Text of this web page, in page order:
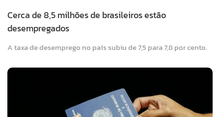
Cerca de 8,5 milhões de brasileiros estão
desempregados
A taxa de desemprego no país subiu de 7,5 para 7,8 por cento.